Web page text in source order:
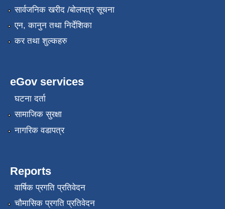
सार्वजनिक खरीद /बोलपत्र सूचना
एन, कानुन तथा निर्देशिका
कर तथा शुल्कहरु
eGov services
घटना दर्ता
सामाजिक सुरक्षा
नागरिक वडापत्र
Reports
वार्षिक प्रगति प्रतिवेदन
चौमासिक प्रगति प्रतिवेदन